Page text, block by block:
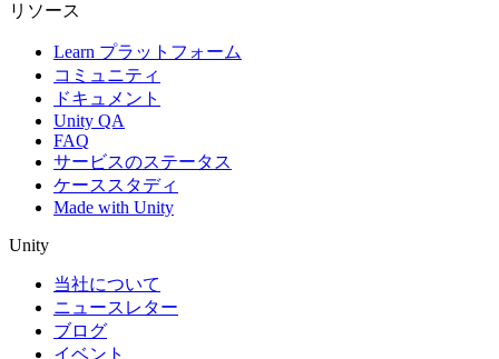
リソース
Learn プラットフォーム
コミュニティ
ドキュメント
Unity QA
FAQ
サービスのステータス
ケーススタディ
Made with Unity
Unity
当社について
ニュースレター
ブログ
イベント